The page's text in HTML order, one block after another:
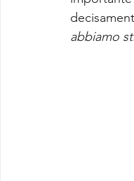
abbiamo